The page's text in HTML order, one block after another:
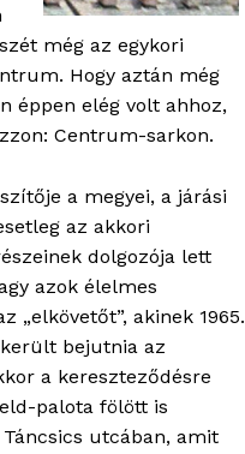
tájékoztató
még az egykori
Hogy aztán még
éppen elég volt ahhoz,
Centrum-sarkon.
a megyei, a járási
az akkori
dolgozója lett
azok élelmes
„elkövetőt”, akinek 1965.
bejutnia az
a kereszteződésre
palota fölött is
utcában, amit